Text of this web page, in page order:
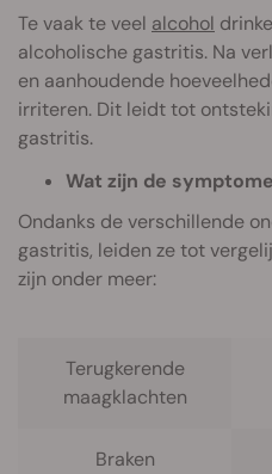
Te vaak te veel alcohol
alcoholische gastritis. Na
en aanhoudende
irriteren. Dit leidt tot
gastritis.
Wat zijn de
Ondanks de verschillende
gastritis, leiden ze tot
zijn onder meer:
Terugkerende
maagklachten
Braken